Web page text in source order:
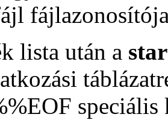
lista után a